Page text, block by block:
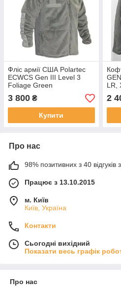
Фліс армії США Polartec
ECWCS Gen III Level 3
Foliage Green
3 800 ₴
Купити
LR,
2
Про нас
98% позитивних з 40 відгуків
Працює з 13.10.2015
м. Київ
Київ, Україна
Контакти
Сьогодні вихідний
Показати весь графік
Про нас